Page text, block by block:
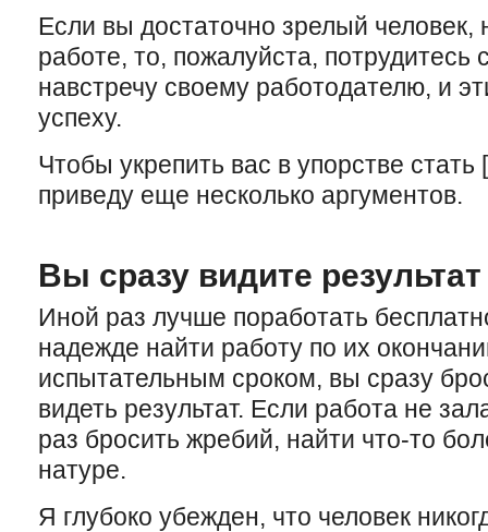
Если вы достаточно зрелый
работе, то, пожалуйста, потрудитесь
навстречу своему работодателю, и
успеху.
Чтобы укрепить вас в упорстве
приведу еще несколько аргументов.
Вы сразу видите результат
Иной раз лучше поработать
надежде найти работу по их
испытательным сроком, вы сразу
видеть результат. Если работа не
раз бросить жребий, найти что-то
натуре.
Я глубоко убежден, что человек